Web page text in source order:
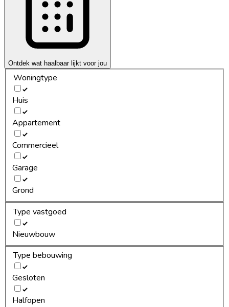
Ontdek wat haalbaar lijkt voor jou
Woningtype
Huis
Appartement
Commercieel
Garage
Grond
Type vastgoed
Nieuwbouw
Type bebouwing
Gesloten
Halfopen